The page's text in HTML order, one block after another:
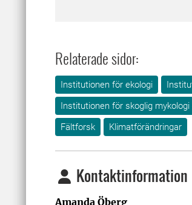
Relaterade sidor:
Institutionen för ekologi
Institutionen för skoglig
Fältforsk
Klimatförändringar
Kontaktinformation
Amanda Öberg